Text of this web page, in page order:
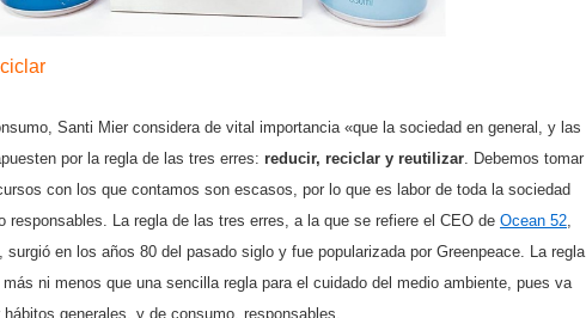
Santi Mier considera de vital importancia «que la sociedad en general, y las
por la regla de las tres erres: reducir, reciclar y reutilizar. Debemos tomar
con los que contamos son escasos, por lo que es labor de toda la sociedad
responsables. La regla de las tres erres, a la que se refiere el CEO de Ocean 52,
surgió en los años 80 del pasado siglo y fue popularizada por Greenpeace. La regla
ni menos que una sencilla regla para el cuidado del medio ambiente, pues va
generales, y de consumo, responsables.